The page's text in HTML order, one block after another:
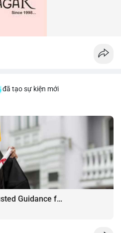
đã tạo sự kiện mới
My Assignment Help: Trusted Guidance for Academic Excellence